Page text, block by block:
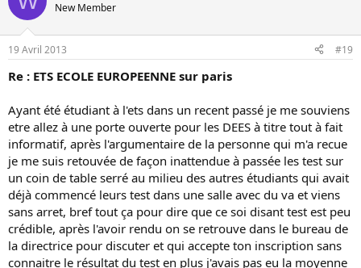
New Member
19 Avril 2013 #19
Re : ETS ECOLE EUROPEENNE sur paris
Ayant été étudiant à l'ets dans un recent passé je me souviens
etre allez à une porte ouverte pour les DEES à titre tout à fait
informatif, après l'argumentaire de la personne qui m'a recue
je me suis retouvée de façon inattendue à passée les test sur
un coin de table serré au milieu des autres étudiants qui avait
déjà commencé leurs test dans une salle avec du va et viens
sans arret, bref tout ça pour dire que ce soi disant test est peu
crédible, après l'avoir rendu on se retrouve dans le bureau de
la directrice pour discuter et qui accepte ton inscription sans
connaitre le résultat du test en plus j'avais pas eu la moyenne